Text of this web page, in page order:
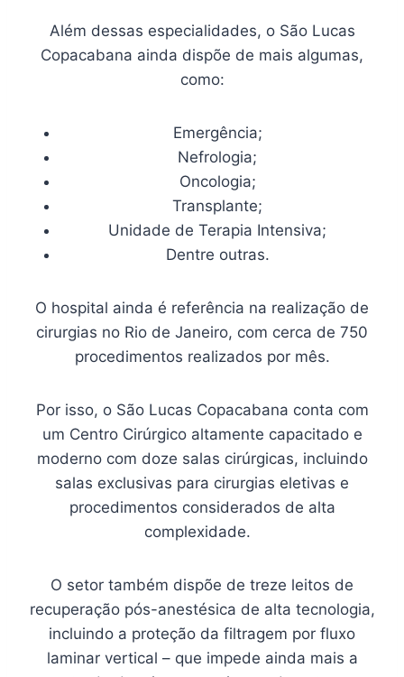
Além dessas especialidades, o São Lucas
Copacabana ainda dispõe de mais algumas,
como:
Emergência;
Nefrologia;
Oncologia;
Transplante;
Unidade de Terapia Intensiva;
Dentre outras.
​​O hospital ainda é referência na realização de
cirurgias no Rio de Janeiro, com cerca de 750
procedimentos realizados por mês.
Por isso, o São Lucas Copacabana conta com
um Centro Cirúrgico altamente capacitado e
moderno com doze salas cirúrgicas, incluindo
salas exclusivas para cirurgias eletivas e
procedimentos considerados de alta
complexidade.
O setor também dispõe de treze leitos de
recuperação pós-anestésica de alta tecnologia,
incluindo a proteção da filtragem por fluxo
laminar vertical – que impede ainda mais a